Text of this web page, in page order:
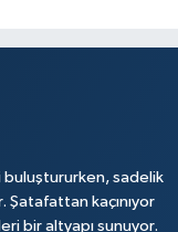
buluştururken, sadelik
kaçınıyor
bir altyapı sunuyor.